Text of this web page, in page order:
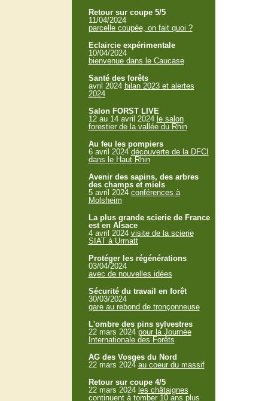
Retour sur coupe 5/5
11/04/2024
parcelle coupée, on fait quoi ?
Eclaircie expérimentale
10/04/2024
bienvenue dans le Caucase
Santé des forêts
avril 2024 bilan 2023 et alertes
2024
Salon FORST LIVE
12 au 14 avril 2024 le salon
forestier de la vallée du Rhin
Au feu les pompiers
6 avril 2024 découverte de la DFCI
dans le Haut Rhin
Avenir des sapins, des arbres
des champs et miels
5 avril 2024 conférences à
Molsheim
La plus grande scierie de France
est en Alsace
4 avril 2024 visite de la scierie
SIAT à Urmatt
Protéger les régénérations
03/04/2024
avec de nouvelles idées
Sécurité du travail en forêt
30/03/2024
gare au rebond de tronçonneuse
L'ombre des pins sylvestres
22 mars 2024 pour la Journée
Internationale des Forêts
AG des Vosges du Nord
22 mars 2024 au coeur du massif
Retour sur coupe 4/5
22 mars 2024 les châtaignes
continuent à tomber 10 ans plus